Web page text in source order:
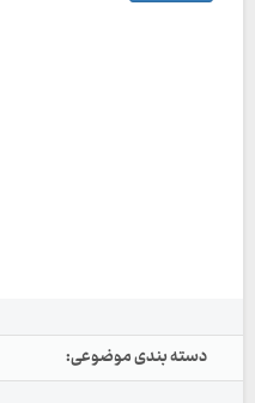
دسته بندی موضوعی: